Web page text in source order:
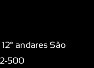
andares São
500